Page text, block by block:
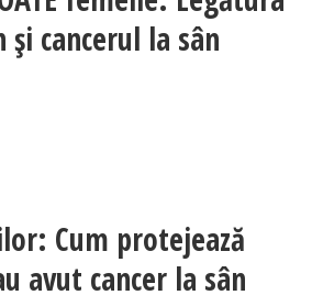
cancerul la sân
Cum protejează
avut cancer la sân